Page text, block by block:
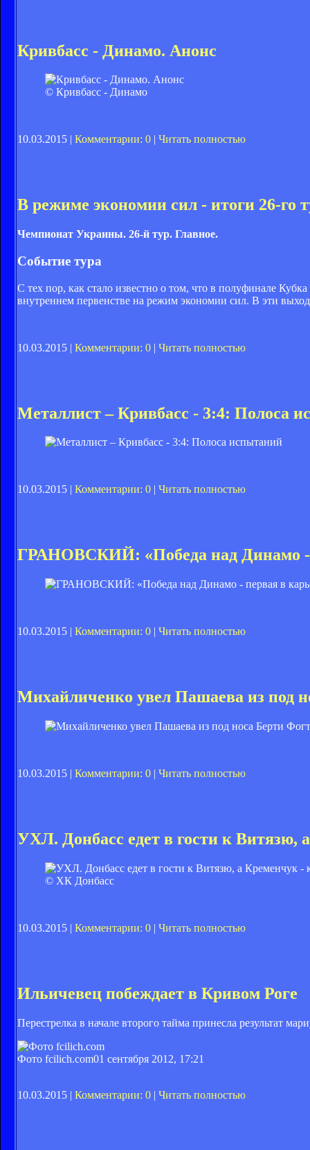
Кривбасс - Динамо. Анонс
© Кривбасс - Динамо
10.03.2015 | Комментарии: 0 | Читать полностью
В режиме экономии сил - итоги 26-го
Чемпионат Украины. 26-й тур. Главное.
Событие тура
С тех пор, как стало известно о том, что в полуфинале
внутреннем первенстве на режим экономии сил. В эти
10.03.2015 | Комментарии: 0 | Читать полностью
Металлист – Кривбасс - 3:4: Полоса
10.03.2015 | Комментарии: 0 Читать полностью
ГРАНОВСКИЙ: «Победа над Динамо -
10.03.2015 | Комментарии: 0 | Читать полностью
Михайличенко увел Пашаева из под
10.03.2015 | Комментарии: 0 | Читать полностью
УХЛ. Донбасс едет в гости к Витязю,
© ХК Донбасс
10.03.2015 | Комментарии: 0 | Читать полностью
Ильичевец побеждает в Кривом Роге
Перестрелка в начале второго тайма принесла результат
Фото fcilich.com01 сентября 2012, 17:21
10.03.2015 | Комментарии: 0 | Читать полностью